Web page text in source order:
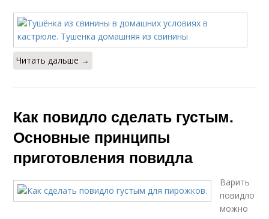
Читать дальше →
Как повидло сделать густым.
Основные принципы
приготовления повидла
Варить
повидло
можно